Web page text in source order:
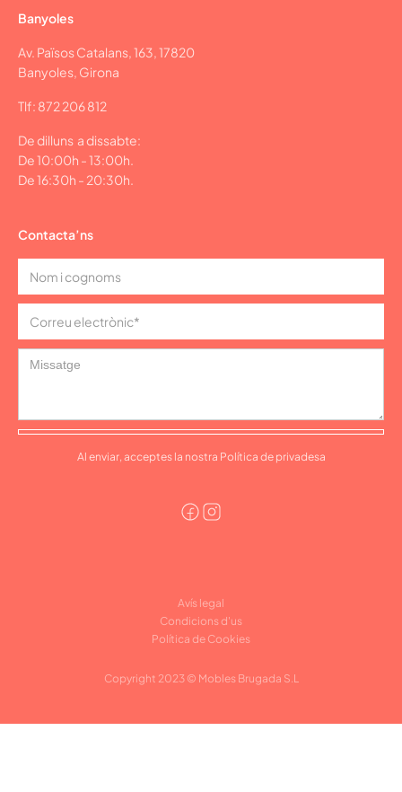
Banyoles
Av. Països Catalans, 163, 17820
Banyoles, Girona
Tlf: 872 206 812
De dilluns a dissabte:
De 10:00h - 13:00h.
De 16:30h - 20:30h.
Contacta’ns
Al enviar, acceptes la nostra Política de privadesa
Avís legal
Condicions d'us
Política de Cookies
Copyright 2023 © Mobles Brugada S.L